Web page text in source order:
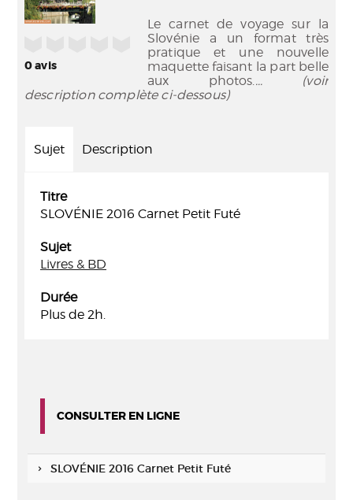
0avis
Le carnet de voyage sur la
Slovénie a un format très
pratique et une nouvelle
maquette faisant la part belle
aux photos.... (voir
description complète ci-dessous)
Sujet Description
Titre
SLOVÉNIE 2016 Carnet Petit Futé
Sujet
Livres & BD
Durée
Plus de 2h.
CONSULTER EN LIGNE
SLOVÉNIE 2016 Carnet Petit Futé